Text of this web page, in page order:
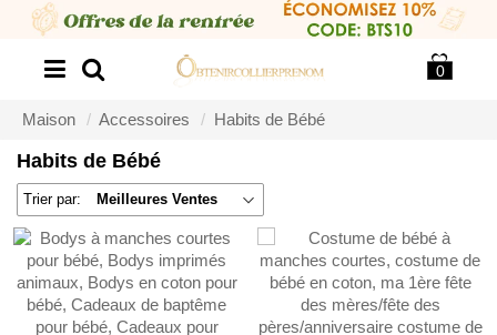
0
Maison Accessoires Habits de Bébé
Habits de Bébé
Trier par: Meilleures Ventes